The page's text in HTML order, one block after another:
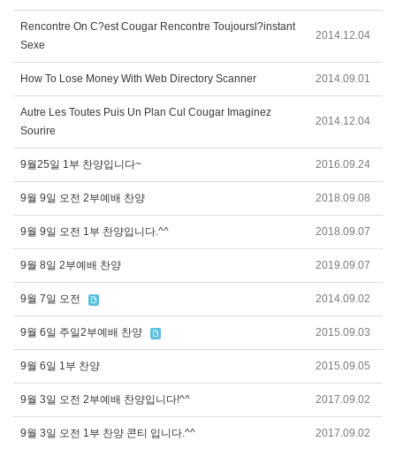
Rencontre On C?est Cougar Rencontre Toujoursl?instant
Sexe
2014.12.04
How To Lose Money With Web Directory Scanner 2014.09.01
Autre Les Toutes Puis Un Plan Cul Cougar Imaginez
Sourire
2014.12.04
9월25일 1부 찬양입니다~ 2016.09.24
9월 9일 오전 2부예배 찬양 2018.09.08
9월 9일 오전 1부 찬양입니다.^^ 2018.09.07
9월 8일 2부예배 찬양 2019.09.07
9월 7일 오전 2014.09.02
9월 6일 주일2부예배 찬양 2015.09.03
9월 6일 1부 찬양 2015.09.05
9월 3일 오전 2부예배 찬양입니다!^^ 2017.09.02
9월 3일 오전 1부 찬양 콘티 입니다.^^ 2017.09.02